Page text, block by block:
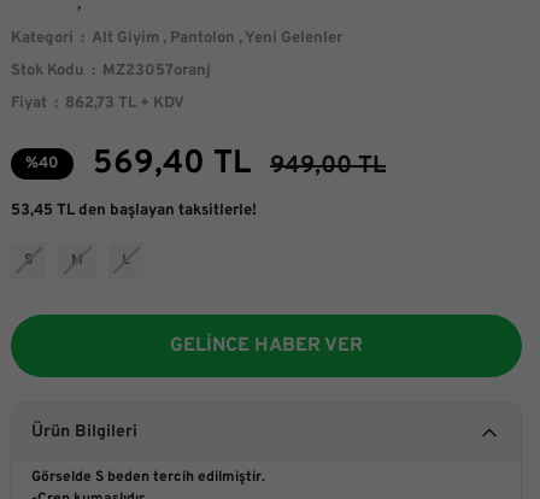
Kategori Alt Giyim , Pantolon ,Yeni Gelenler
Stok Kodu
MZ23057oranj
Fiyat
862,73 TL + KDV
%40 569,40 TL 949,00 TL
53,45 TL den başlayan taksitlerle!
S M L
GELİNCE HABER VER
Ürün Bilgileri
Görselde S beden tercih edilmiştir.